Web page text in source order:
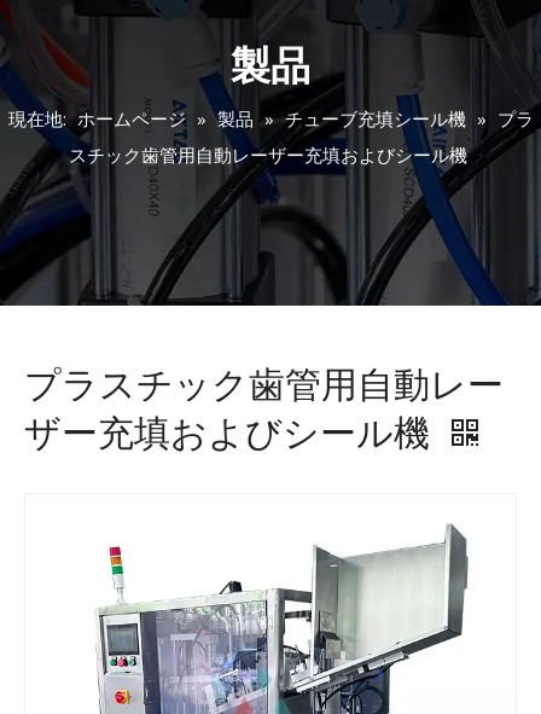
製品
現在地: ホームページ » 製品 » チューブ充填シール機 » プラ
スチック歯管用自動レーザー充填およびシール機
プラスチック歯管用自動レー
ザー充填およびシール機